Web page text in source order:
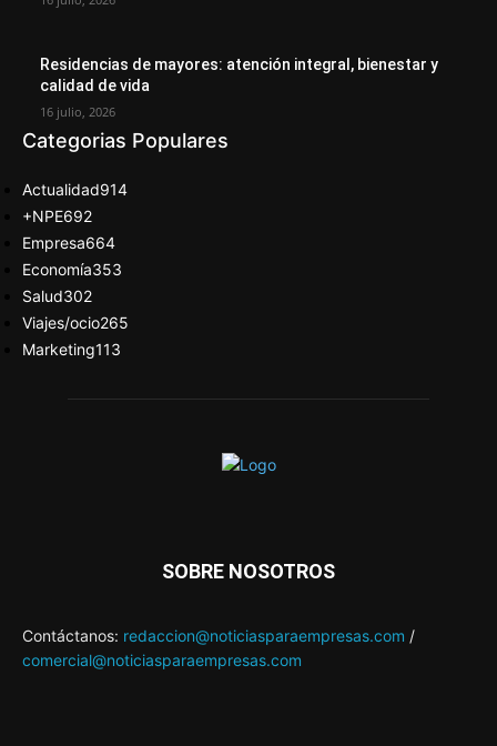
Residencias de mayores: atención integral, bienestar y
calidad de vida
16 julio, 2026
Categorias Populares
Actualidad914
+NPE692
Empresa664
Economía353
Salud302
Viajes/ocio265
Marketing113
SOBRE NOSOTROS
Contáctanos: redaccion@noticiasparaempresas.com /
comercial@noticiasparaempresas.com